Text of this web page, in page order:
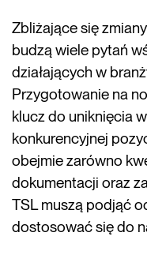
Zbliżające się
budzą wiele pytań
działających w
Przygotowanie na
klucz do uniknięcia
konkurencyjnej
obejmie zarówno
dokumentacji oraz
TSL muszą podjąć
dostosować się do